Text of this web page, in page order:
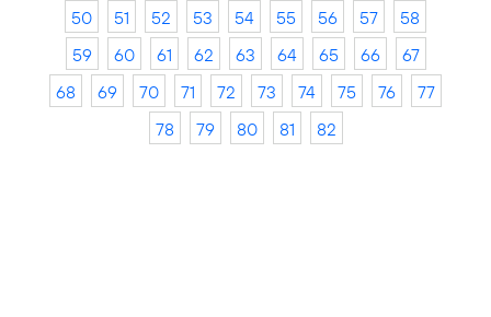
50
51 52 53 54 55 56 57
58
59
60 61 62 63 64 65 66
67
68
69 70 71 72 73 74 75 76
77
78
79 80 81 82